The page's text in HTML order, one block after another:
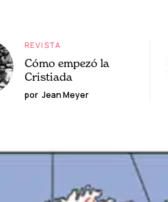
REVISTA
Cómo empezó la
Cristiada
por Jean Meyer